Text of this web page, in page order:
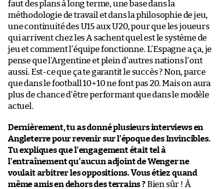
faut des plans à long terme, une base dans la
méthodologie de travail et dans la philosophie de jeu,
une continuité des U15 aux U20, pour que les joueurs
qui arrivent chez les A sachent quel est le système de
jeu et comment l’équipe fonctionne. L’Espagne a ça, je
pense que l’Argentine et plein d’autres nations l’ont
aussi. Est-ce que ça te garantit le succès ? Non, parce
que dans le football 10+10 ne font pas 20. Mais on aura
plus de chance d’être performant que dans le modèle
actuel.
Dernièrement, tu as donné plusieurs interviews en
Angleterre pour revenir sur l’époque des Invincibles.
Tu expliques que l’engagement était tel à
l’entraînement qu’aucun adjoint de Wenger ne
voulait arbitrer les oppositions. Vous étiez quand
même amis en dehors des terrains ? Bien sûr ! À